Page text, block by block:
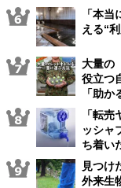
「本
える“
大量の
役立つ
「助か
「転
ッシャ
ち着い
見つけ
外来生